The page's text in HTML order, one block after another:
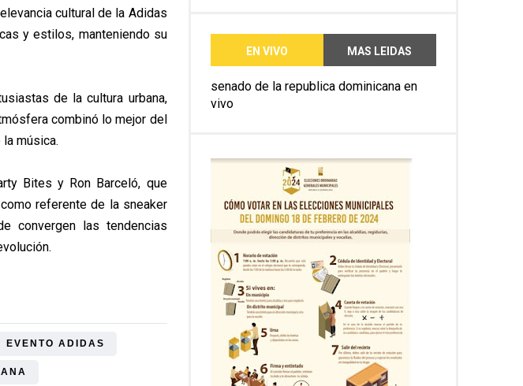
cultural de la Adidas
y estilos, manteniendo su
de la cultura urbana,
combinó lo mejor del
música.
Bites y Ron Barceló, que
referente de la sneaker
convergen las tendencias
EVENTO ADIDAS
EN VIVO MAS LEIDAS
senado de la republica dominicana en
vivo